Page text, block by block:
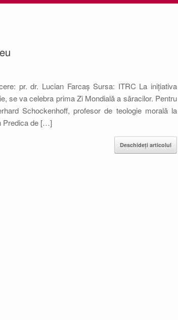
pr. dr. Lucian Farcaș Sursa: ITRC La inițiativa
se va celebra prima Zi Mondială a săracilor. Pentru
Schockenhoff, profesor de teologie morală la
Predica de […]
Deschideți articolul